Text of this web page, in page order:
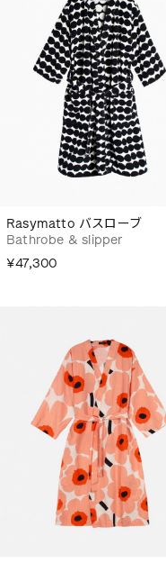
Rasymatto バスローブ
Bathrobe & slipper
¥47,300